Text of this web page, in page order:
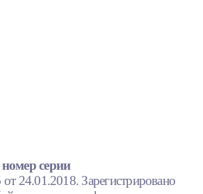
серии
24.01.2018. Зарегистрировано